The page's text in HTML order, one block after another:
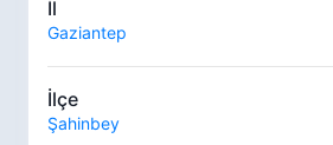
İl
Gaziantep
İlçe
Şahinbey